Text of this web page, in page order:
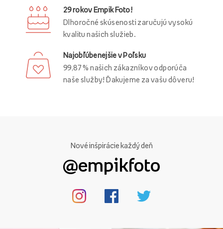
29 rokov Empik Foto!
Dlhoročné skúsenosti zaručujú vysokú
kvalitu našich služieb.
Najobľúbenejšie v Poľsku
99,87 % našich zákazníkov odporúča
naše služby! Ďakujeme za vašu dôveru!
Nové inšpirácie každý deň
@empikfoto